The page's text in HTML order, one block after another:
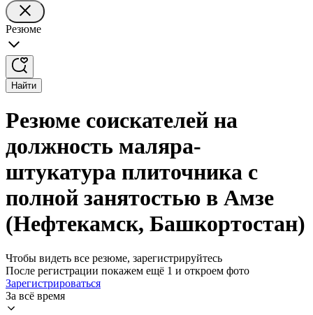
Резюме
Найти
Резюме соискателей на
должность маляра-
штукатура плиточника с
полной занятостью в Амзе
(Нефтекамск, Башкортостан)
Чтобы видеть все резюме, зарегистрируйтесь
После регистрации покажем ещё 1 и откроем фото
Зарегистрироваться
За всё время